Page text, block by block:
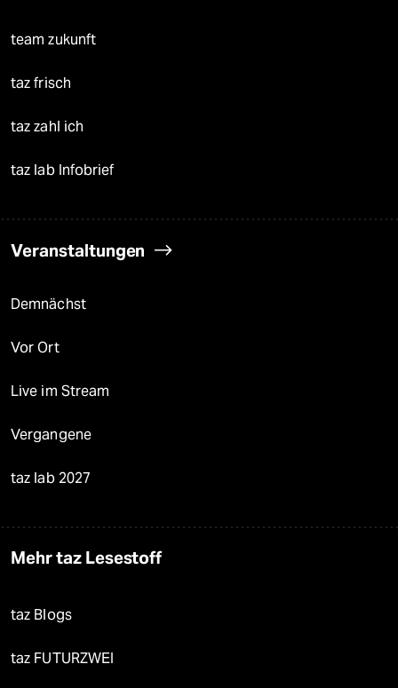
team zukunft
taz frisch
taz zahl ich
taz lab Infobrief
Veranstaltungen
Demnächst
Vor Ort
Live im Stream
Vergangene
taz lab 2027
Mehr taz Lesestoff
taz Blogs
taz FUTURZWEI